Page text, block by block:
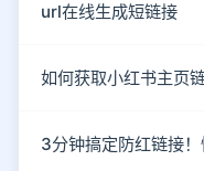
url在线生成短链接
如何获取小红书主页